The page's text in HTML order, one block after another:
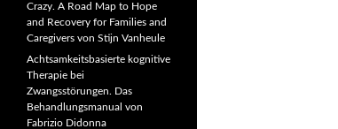
Crazy. A Road Map to Hope
and Recovery for Families and
Caregivers von Stijn Vanheule
Achtsamkeitsbasierte kognitive
Therapie bei
Zwangsstörungen. Das
Behandlungsmanual von
Fabrizio Didonna